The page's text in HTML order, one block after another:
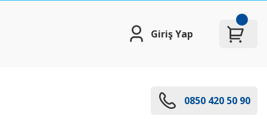
Giriş Yap
0850 420 50 90